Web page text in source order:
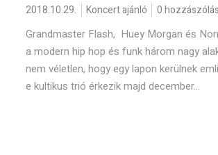
2018.10.29. Koncert ajánló 0 hozzászólás
Grandmaster Flash, Huey Morgan és
a modern hip hop és funk három nagy
nem véletlen, hogy egy lapon kerülnek
e kultikus trió érkezik majd december...